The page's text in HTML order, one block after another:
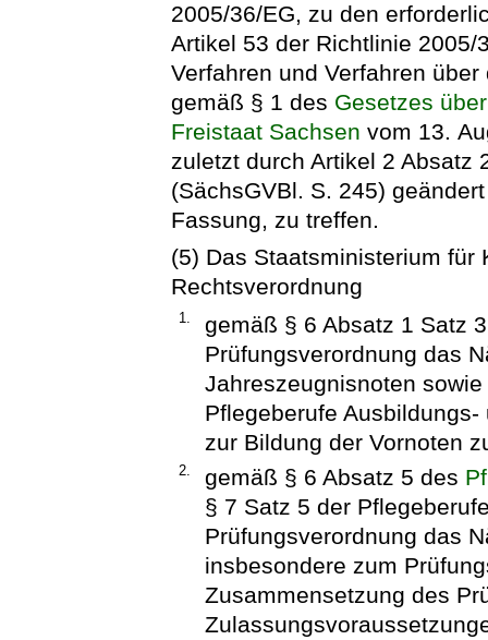
2005/36/EG, zu den
Artikel 53 der Richtlinie
Verfahren und Verfahren
gemäß § 1 des Gesetzes
Freistaat Sachsen vom 13.
zuletzt durch Artikel 2 Absatz
(SächsGVBl. S. 245)
Fassung, zu treffen.
(5) Das Staatsministerium für
Rechtsverordnung
1.
gemäß § 6 Absatz 1 Satz
Prüfungsverordnung das
Jahreszeugnisnoten
Pflegeberufe
zur Bildung der Vornoten
2. gemäß § 6 Absatz 5 des
§ 7 Satz 5 der
Prüfungsverordnung das
insbesondere zum
Zusammensetzung des